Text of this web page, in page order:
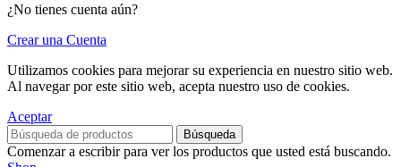
¿No tienes cuenta aún?
Crear una Cuenta
Utilizamos cookies para mejorar su experiencia en nuestro sitio web.
Al navegar por este sitio web, acepta nuestro uso de cookies.
Aceptar
Búsqueda
Comenzar a escribir para ver los productos que usted está buscando.